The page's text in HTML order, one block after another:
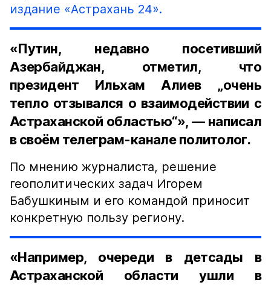
издание «Астрахань 24».
«Путин, недавно посетивший
Азербайджан, отметил, что
президент Ильхам Алиев „очень
тепло отзывался о взаимодействии с
Астраханской областью“», — написал
в своём телеграм-канале политолог.
По мнению журналиста, решение
геополитических задач Игорем
Бабушкиным и его командой приносит
конкретную пользу региону.
«Например, очереди в детсады в
Астраханской области ушли в